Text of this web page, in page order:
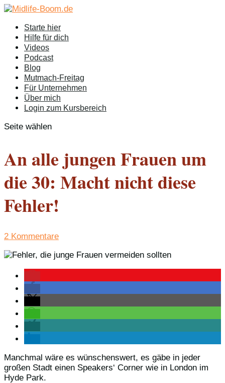
Starte hier
Hilfe für dich
Videos
Podcast
Blog
Mutmach-Freitag
Für Unternehmen
Über mich
Login zum Kursbereich
Seite wählen
An alle jungen Frauen um
die 30: Macht nicht diese
Fehler!
2 Kommentare
Manchmal wäre es wünschenswert, es gäbe in jeder
großen Stadt einen Speakers‘ Corner wie in London im
Hyde Park.